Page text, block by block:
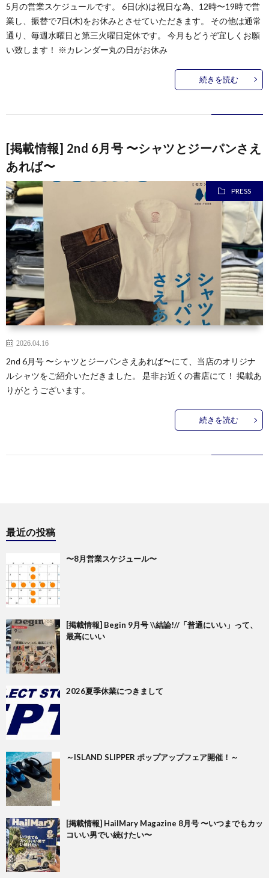
5月の営業スケジュールです。 6日(水)は祝日な為、12時〜19時で営
業し、振替で7日(木)をお休みとさせていただきます。 その他は通常
通り、毎週水曜日と第三火曜日定休です。 今月もどうぞ宜しくお願
い致します！ ※カレンダー丸の日がお休み
続きを読む
[掲載情報] 2nd 6月号 〜シャツとジーパンさえ
あれば〜
PRESS
2026.04.16
2nd 6月号 〜シャツとジーパンさえあれば〜にて、当店のオリジナ
ルシャツをご紹介いただきました。 是非お近くの書店にて！ 掲載あ
りがとうございます。
続きを読む
最近の投稿
〜8月営業スケジュール〜
[掲載情報] Begin 9月号 \\結論!//「普通にいい」って、
最高にいい
2026夏季休業につきまして
～ISLAND SLIPPER ポップアップフェア開催！～
[掲載情報] HailMary Magazine 8月号 〜いつまでもカッ
コいい男でい続けたい〜